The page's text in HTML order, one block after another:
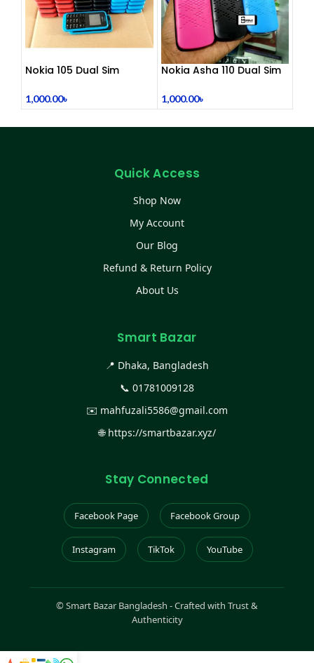
Nokia 105 Dual Sim
1,000.00৳
Nokia Asha 110 Dual Sim
1,000.00৳
Quick Access
Shop Now
My Account
Our Blog
Refund & Return Policy
About Us
Smart Bazar
📍 Dhaka, Bangladesh
📞 01781009128
✉️ mahfuzali5586@gmail.com
🌐 https://smartbazar.xyz/
Stay Connected
Facebook Page Facebook Group
Instagram TikTok YouTube
©Smart Bazar Bangladesh - Crafted with Trust &
Authenticity